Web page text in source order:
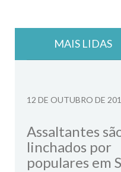
MAIS LIDAS
12 DE OUTUBRO DE
Assaltantes
linchados por
populares em